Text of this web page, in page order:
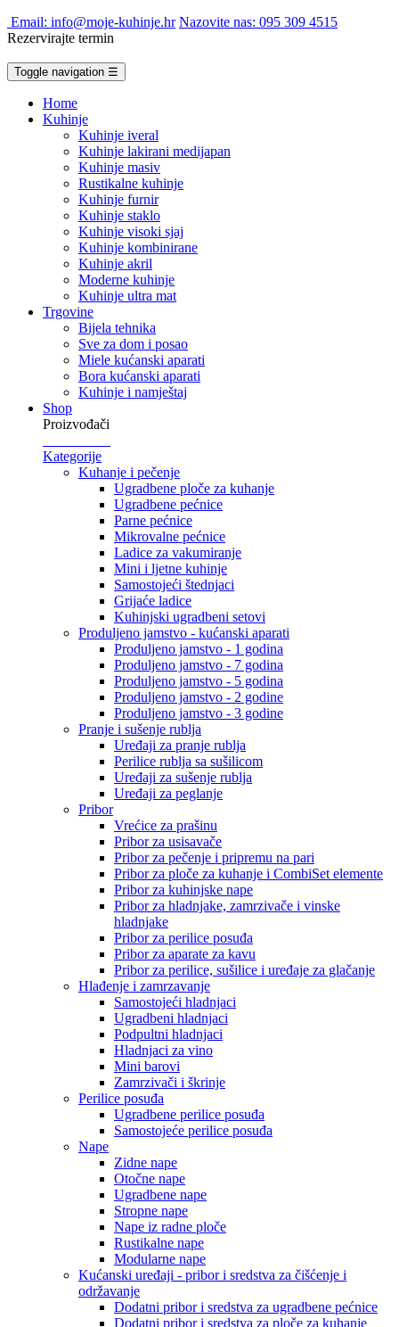
Email: info@moje-kuhinje.hr Nazovite nas: 095 309 4515
Rezervirajte termin
Toggle navigation ☰
Home
Kuhinje
Kuhinje iveral
Kuhinje lakirani medijapan
Kuhinje masiv
Rustikalne kuhinje
Kuhinje furnir
Kuhinje staklo
Kuhinje visoki sjaj
Kuhinje kombinirane
Kuhinje akril
Moderne kuhinje
Kuhinje ultra mat
Trgovine
Bijela tehnika
Sve za dom i posao
Miele kućanski aparati
Bora kućanski aparati
Kuhinje i namještaj
Shop
Proizvođači
Kategorije
Kuhanje i pečenje
Ugradbene ploče za kuhanje
Ugradbene pećnice
Parne pećnice
Mikrovalne pećnice
Ladice za vakumiranje
Mini i ljetne kuhinje
Samostojeći štednjaci
Grijaće ladice
Kuhinjski ugradbeni setovi
Produljeno jamstvo - kućanski aparati
Produljeno jamstvo - 1 godina
Produljeno jamstvo - 7 godina
Produljeno jamstvo - 5 godina
Produljeno jamstvo - 2 godine
Produljeno jamstvo - 3 godine
Pranje i sušenje rublja
Uređaji za pranje rublja
Perilice rublja sa sušilicom
Uređaji za sušenje rublja
Uređaji za peglanje
Pribor
Vrećice za prašinu
Pribor za usisavače
Pribor za pečenje i pripremu na pari
Pribor za ploče za kuhanje i CombiSet elemente
Pribor za kuhinjske nape
Pribor za hladnjake, zamrzivače i vinske
hladnjake
Pribor za perilice posuđa
Pribor za aparate za kavu
Pribor za perilice, sušilice i uređaje za glačanje
Hlađenje i zamrzavanje
Samostojeći hladnjaci
Ugradbeni hladnjaci
Podpultni hladnjaci
Hladnjaci za vino
Mini barovi
Zamrzivači i škrinje
Perilice posuđa
Ugradbene perilice posuđa
Samostojeće perilice posuđa
Nape
Zidne nape
Otočne nape
Ugradbene nape
Stropne nape
Nape iz radne ploče
Rustikalne nape
Modularne nape
Kućanski uređaji - pribor i sredstva za čišćenje i
održavanje
Dodatni pribor i sredstva za ugradbene pećnice
Dodatni pribor i sredstva za ploče za kuhanje